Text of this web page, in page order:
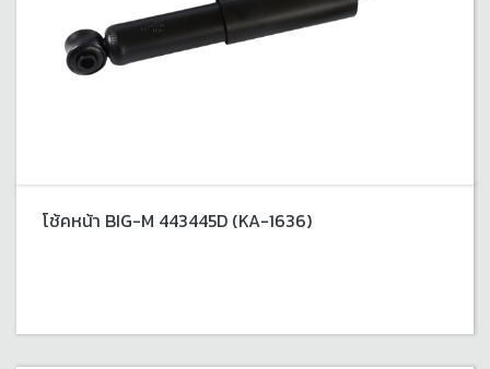
โช้คหน้า BIG-M 443445D (KA-1636)